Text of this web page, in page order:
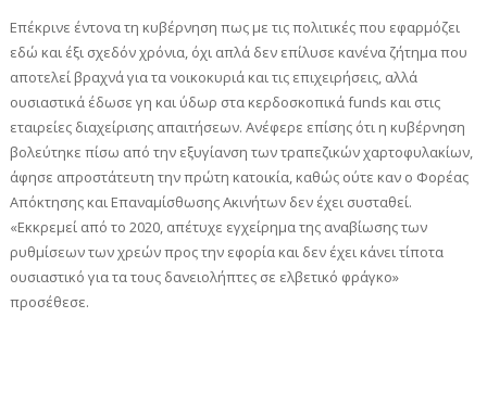
Επέκρινε έντονα τη κυβέρνηση πως με τις πολιτικές που εφαρμόζει
εδώ και έξι σχεδόν χρόνια, όχι απλά δεν επίλυσε κανένα ζήτημα που
αποτελεί βραχνά για τα νοικοκυριά και τις επιχειρήσεις, αλλά
ουσιαστικά έδωσε γη και ύδωρ στα κερδοσκοπικά funds και στις
εταιρείες διαχείρισης απαιτήσεων. Ανέφερε επίσης ότι η κυβέρνηση
βολεύτηκε πίσω από την εξυγίανση των τραπεζικών χαρτοφυλακίων,
άφησε απροστάτευτη την πρώτη κατοικία, καθώς ούτε καν ο Φορέας
Απόκτησης και Επαναμίσθωσης Ακινήτων δεν έχει συσταθεί.
«Εκκρεμεί από το 2020, απέτυχε εγχείρημα της αναβίωσης των
ρυθμίσεων των χρεών προς την εφορία και δεν έχει κάνει τίποτα
ουσιαστικό για τα τους δανειολήπτες σε ελβετικό φράγκο»
προσέθεσε.